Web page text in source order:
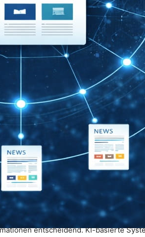
entscheidend. KI-basierte